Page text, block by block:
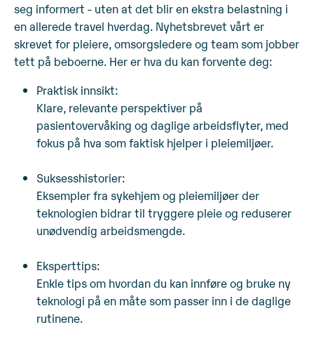
seg informert - uten at det blir en ekstra belastning i
en allerede travel hverdag. Nyhetsbrevet vårt er
skrevet for pleiere, omsorgsledere og team som jobber
tett på beboerne. Her er hva du kan forvente deg:
Praktisk innsikt:
Klare, relevante perspektiver på
pasientovervåking og daglige arbeidsflyter, med
fokus på hva som faktisk hjelper i pleiemiljøer.
Suksesshistorier:
Eksempler fra sykehjem og pleiemiljøer der
teknologien bidrar til tryggere pleie og reduserer
unødvendig arbeidsmengde.
Eksperttips:
Enkle tips om hvordan du kan innføre og bruke ny
teknologi på en måte som passer inn i de daglige
rutinene.